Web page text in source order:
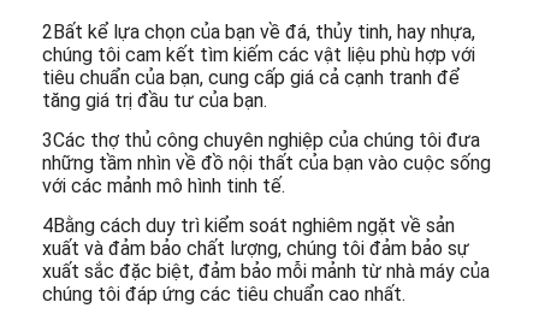
2Bất kể lựa chọn của bạn về đá, thủy tinh, hay nhựa,
chúng tôi cam kết tìm kiếm các vật liệu phù hợp với
tiêu chuẩn của bạn, cung cấp giá cả cạnh tranh để
tăng giá trị đầu tư của bạn.
3Các thợ thủ công chuyên nghiệp của chúng tôi đưa
những tầm nhìn về đồ nội thất của bạn vào cuộc sống
với các mảnh mô hình tinh tế.
4Bằng cách duy trì kiểm soát nghiêm ngặt về sản
xuất và đảm bảo chất lượng, chúng tôi đảm bảo sự
xuất sắc đặc biệt, đảm bảo mỗi mảnh từ nhà máy của
chúng tôi đáp ứng các tiêu chuẩn cao nhất.